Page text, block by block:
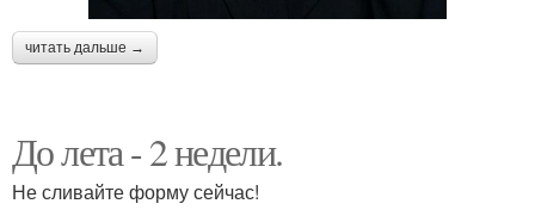
читать дальше →
До лета - 2 недели.
Не сливайте форму сейчас!